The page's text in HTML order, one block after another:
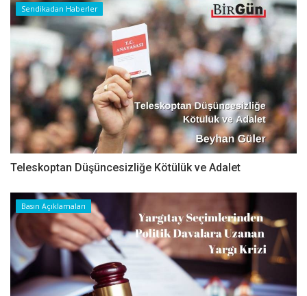
Sendikadan Haberler
Teleskoptan Düşüncesizliğe Kötülük ve Adalet
Basın Açıklamaları